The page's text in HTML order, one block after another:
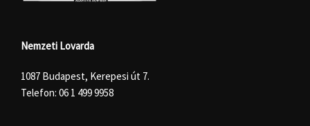
Nemzeti Lovarda
1087 Budapest, Kerepesi út 7.
Telefon: 06 1 499 9958